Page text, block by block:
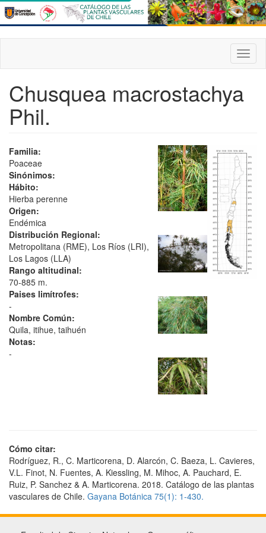
Pasar
al
contenido
principal
Chusquea macrostachya
Phil.
Familia:
Poaceae
Sinónimos:
Hábito:
Hierba perenne
Origen:
Endémica
Distribución Regional:
Metropolitana (RME), Los Ríos (LRI),
Los Lagos (LLA)
Rango altitudinal:
70-885 m.
Paises limítrofes:
-
Nombre Común:
Quila, itihue, taihuén
Notas:
-
Cómo citar:
Rodríguez, R., C. Marticorena, D. Alarcón, C. Baeza, L. Cavieres,
V.L. Finot, N. Fuentes, A. Kiessling, M. Mihoc, A. Pauchard, E.
Ruiz, P. Sanchez & A. Marticorena. 2018. Catálogo de las plantas
vasculares de Chile. Gayana Botánica 75(1): 1-430.